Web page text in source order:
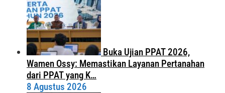
Buka Ujian PPAT 2026,
Wamen Ossy: Memastikan Layanan Pertanahan
dari PPAT yang K…
8 Agustus 2026